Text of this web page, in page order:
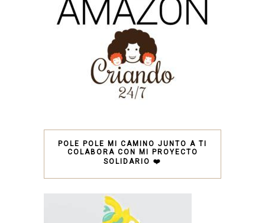
POLE POLE MI CAMINO JUNTO A TI
COLABORA CON MI PROYECTO
SOLIDARIO ❤️